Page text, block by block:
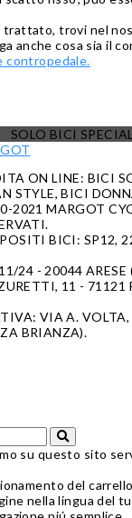
trattato, trovi nel
anche cosa sia il
contropedale.
SOLO BICI
ON LINE: BICI
STYLE, BICI
2021 MARGOT
BICI: SP12,
24 - 20044 ARESE
11 - 71121
VIA A.
BRIANZA).
su questo sito
del
nella lingua del